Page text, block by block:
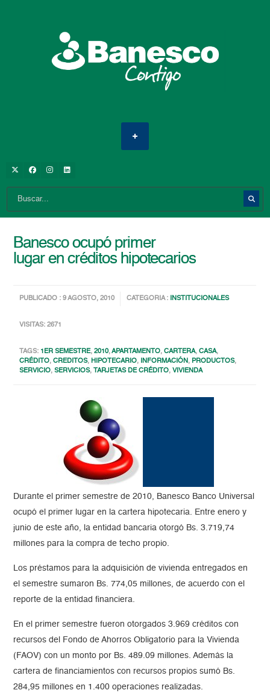
Banesco ocupó primer
lugar en créditos hipotecarios
PUBLICADO : 9 AGOSTO, 2010 CATEGORIA : INSTITUCIONALES
VISITAS: 2671
TAGS: 1ER SEMESTRE,2010,APARTAMENTO,CARTERA,CASA,
CRÉDITO,CREDITOS,HIPOTECARIO, INFORMACIÓN, PRODUCTOS,
SERVICIO,SERVICIOS, TARJETAS DE CRÉDITO,VIVIENDA
Durante el primer semestre de 2010, Banesco Banco Universal
ocupó el primer lugar en la cartera hipotecaria. Entre enero y
junio de este año, la entidad bancaria otorgó Bs. 3.719,74
millones para la compra de techo propio.
Los préstamos para la adquisición de vivienda entregados en
el semestre sumaron Bs. 774,05 millones, de acuerdo con el
reporte de la entidad financiera.
En el primer semestre fueron otorgados 3.969 créditos con
recursos del Fondo de Ahorros Obligatorio para la Vivienda
(FAOV) con un monto por Bs. 489.09 millones. Además la
cartera de financiamientos con recursos propios sumó Bs.
284,95 millones en 1.400 operaciones realizadas.